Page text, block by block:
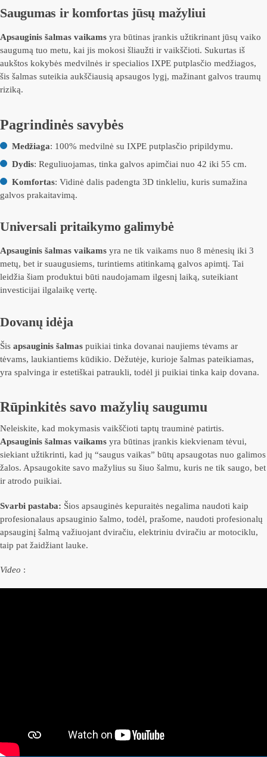
Saugumas ir komfortas jūsų mažyliui
Apsauginis šalmas vaikams yra būtinas įrankis užtikrinant jūsų vaiko
saugumą tuo metu, kai jis mokosi šliaužti ir vaikščioti. Sukurtas iš
aukštos kokybės medvilnės ir specialios IXPE putplasčio medžiagos,
šis šalmas suteikia aukščiausią apsaugos lygį, mažinant galvos traumų
riziką.
Pagrindinės savybės
Medžiaga: 100% medvilnė su IXPE putplasčio pripildymu.
Dydis: Reguliuojamas, tinka galvos apimčiai nuo 42 iki 55 cm.
Komfortas: Vidinė dalis padengta 3D tinkleliu, kuris sumažina
galvos prakaitavimą.
Universali pritaikymo galimybė
Apsauginis šalmas vaikams yra ne tik vaikams nuo 8 mėnesių iki 3
metų, bet ir suaugusiems, turintiems atitinkamą galvos apimtį. Tai
leidžia šiam produktui būti naudojamam ilgesnį laiką, suteikiant
investicijai ilgalaikę vertę.
Dovanų idėja
Šis apsauginis šalmas puikiai tinka dovanai naujiems tėvams ar
tėvams, laukiantiems kūdikio. Dėžutėje, kurioje šalmas pateikiamas,
yra spalvinga ir estetiškai patraukli, todėl ji puikiai tinka kaip dovana.
Rūpinkitės savo mažylių saugumu
Neleiskite, kad mokymasis vaikščioti taptų trauminė patirtis.
Apsauginis šalmas vaikams yra būtinas įrankis kiekvienam tėvui,
siekiant užtikrinti, kad jų “saugus vaikas” būtų apsaugotas nuo galimos
žalos. Apsaugokite savo mažylius su šiuo šalmu, kuris ne tik saugo, bet
ir atrodo puikiai.
Svarbi pastaba: Šios apsauginės kepuraitės negalima naudoti kaip
profesionalaus apsauginio šalmo, todėl, prašome, naudoti profesionalų
apsauginį šalmą važiuojant dviračiu, elektriniu dviračiu ar motociklu,
taip pat žaidžiant lauke.
Video :